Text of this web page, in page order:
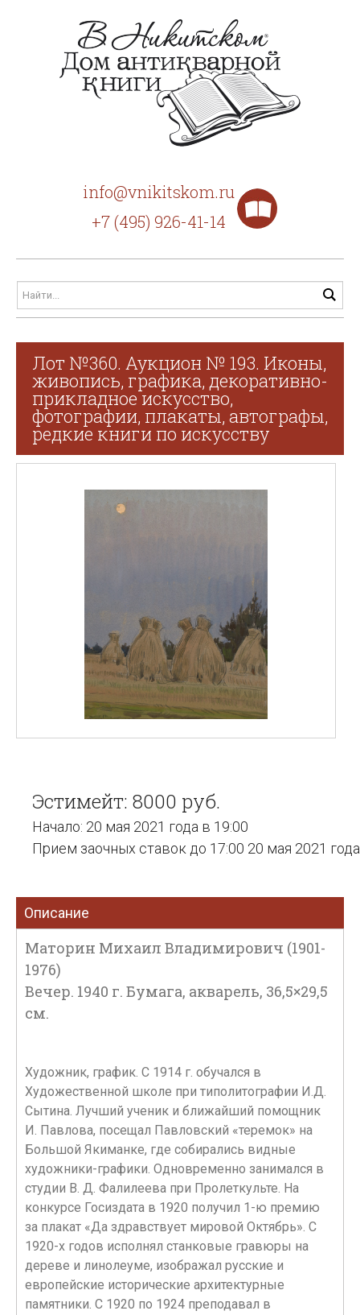
info@vnikitskom.ru
+7 (495) 926-41-14
Лот №360. Аукцион № 193. Иконы,
живопись, графика, декоративно-
прикладное искусство,
фотографии, плакаты, автографы,
редкие книги по искусству
Эстимейт: 8000 руб.
Начало: 20 мая 2021 года в 19:00
Прием заочных ставок до 17:00 20 мая 2021 года
Описание
Маторин Михаил Владимирович (1901-
1976)
Вечер. 1940 г. Бумага, акварель, 36,5×29,5
см.
Художник, график. С 1914 г. обучался в
Художественной школе при типолитографии И.Д.
Сытина. Лучший ученик и ближайший помощник
И. Павлова, посещал Павловский «теремок» на
Большой Якиманке, где собирались видные
художники-графики. Одновременно занимался в
студии В. Д. Фалилеева при Пролеткульте. На
конкурсе Госиздата в 1920 получил 1-ю премию
за плакат «Да здравствует мировой Октябрь». С
1920-х годов исполнял станковые гравюры на
дереве и линолеуме, изображал русские и
европейские исторические архитектурные
памятники. С 1920 по 1924 преподавал в